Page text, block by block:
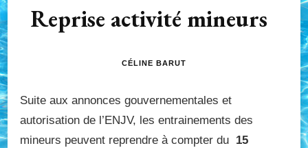
Reprise activité mineurs
CÉLINE BARUT
Suite aux annonces gouvernementales et
autorisation de l’ENJV, les entrainements des
mineurs peuvent reprendre à compter du 15